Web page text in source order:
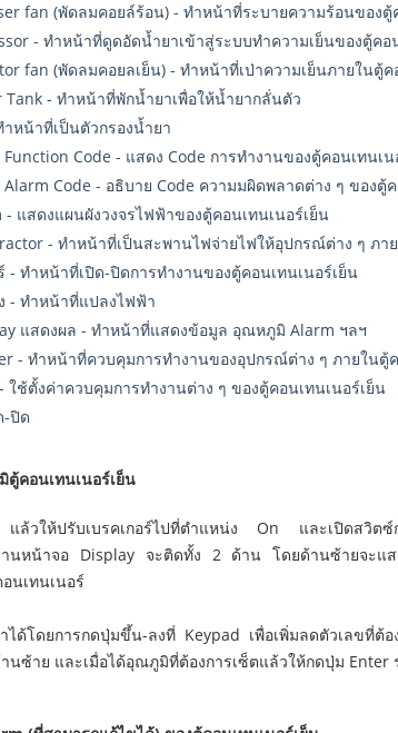
fan (พัดลมคอยล์ร้อน) - ทำหน้าที่ระบายความร้อนของตู้
- ทำหน้าที่ดูดอัดน้ำยาเข้าสู่ระบบทำความเย็นของตู้คอ
fan (พัดลมคอยลเย็น) - ทำหน้าที่เป่าความเย็นภายในตู้ค
Tank - ทำหน้าที่พักน้ำยาเพื่อให้น้ำยากลั่นตัว
หน้าที่เป็นตัวกรองน้ำยา
Function Code - แสดง Code การทำงานของตู้คอนเทน
Alarm Code - อธิบาย Code ความมผิดพลาดต่าง ๆ ของตู้
- แสดงแผนผังวงจรไฟฟ้าของตู้คอนเทนเนอร์เย็น
- ทำหน้าที่เป็นสะพานไฟจ่ายไฟให้อุปกรณ์ต่าง ๆ ภา
- ทำหน้าที่เปิด-ปิดการทำงานของตู้คอนเทนเนอร์เย็น
- ทำหน้าที่แปลงไฟฟ้า
แสดงผล - ทำหน้าที่แสดงข้อมูล อุณหภูมิ Alarm ฯลฯ
- ทำหน้าที่ควบคุมการทำงานของอุปกรณ์ต่าง ๆ ภายในตู้
ใช้ตั้งค่าควบคุมการทำงานต่าง ๆ ของตู้คอนเทนเนอร์เย็น
-ปิด
คอนเทนเนอร์เย็น
แล้วให้ปรับเบรคเกอร์ไปที่ตำแหน่ง On และเปิดสวิตซ์
านหน้าจอ Display จะติดทั้ง 2 ด้าน โดยด้านซ้ายจะแ
นเทนเนอร์
ได้โดยการกดปุ่มขึ้น-ลงที่ Keypad เพื่อเพิ่มลดตัวเลขที่ต้
นซ้าย และเมื่อได้อุณภูมิที่ต้องการเซ็ตแล้วให้กดปุ่ม